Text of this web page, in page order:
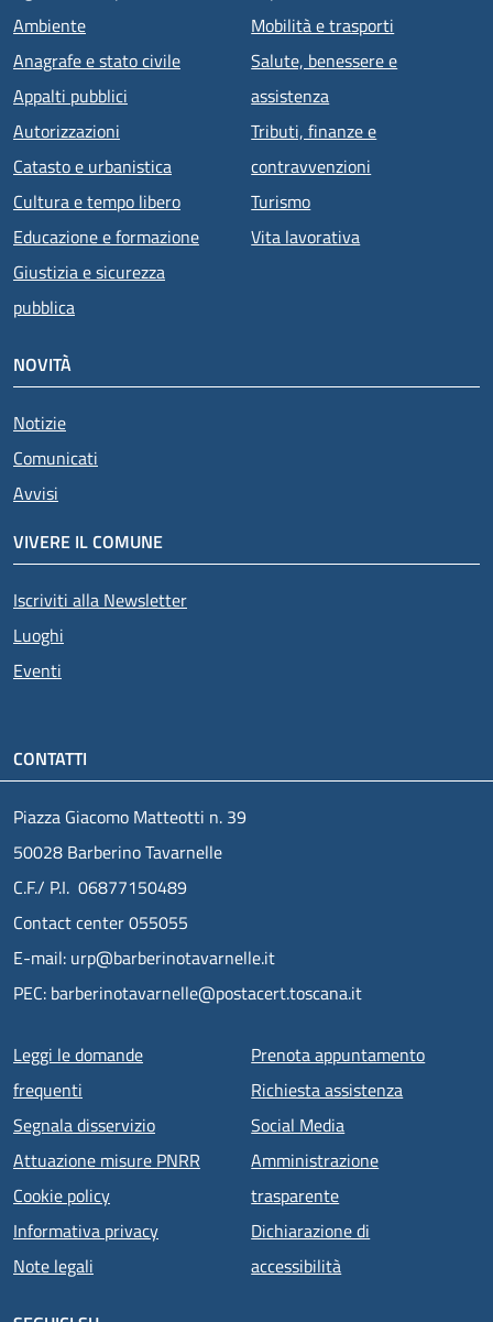
Ambiente
Anagrafe e stato civile
Appalti pubblici
Autorizzazioni
Catasto e urbanistica
Cultura e tempo libero
Educazione e formazione
Giustizia e sicurezza
pubblica
Mobilità e trasporti
Salute, benessere e
assistenza
Tributi, finanze e
contravvenzioni
Turismo
Vita lavorativa
NOVITÀ
Notizie
Comunicati
Avvisi
VIVERE IL COMUNE
Iscriviti alla Newsletter
Luoghi
Eventi
CONTATTI
Piazza Giacomo Matteotti n. 39
50028 Barberino Tavarnelle
C.F./ P.I. 06877150489
Contact center 055055
E-mail: urp@barberinotavarnelle.it
PEC: barberinotavarnelle@postacert.toscana.it
Menu piè di pagina
Leggi le domande
frequenti
Segnala disservizio
Attuazione misure PNRR
Cookie policy
Informativa privacy
Note legali
Prenota appuntamento
Richiesta assistenza
Social Media
Amministrazione
trasparente
Dichiarazione di
accessibilità